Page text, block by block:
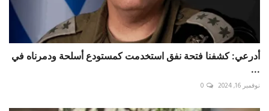
أدرعي: كشفنا فتحة نفق استخدمت كمستودع أسلحة ودمرناه في
...
نوفمبر 16, 2024 0